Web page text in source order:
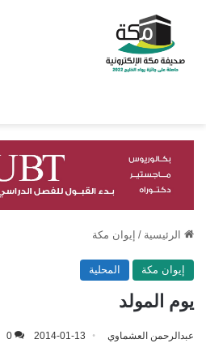
الرئيسية / إيوان مكة
إيوان مكة المحلية
يوم المولد
عبدالرحمن العشماوي 2014-01-13
0